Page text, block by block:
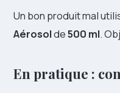
Un bon produit mal
Aérosolde500 ml.
En pratique :